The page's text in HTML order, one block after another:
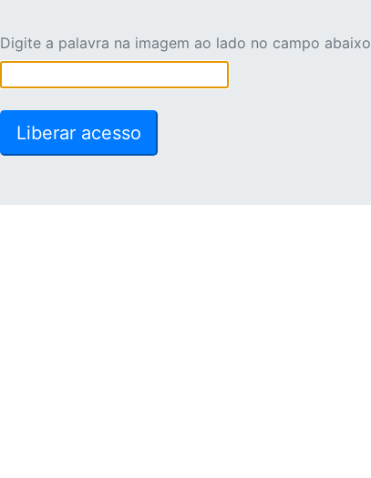
Digite a palavra na imagem ao lado no campo abaixo